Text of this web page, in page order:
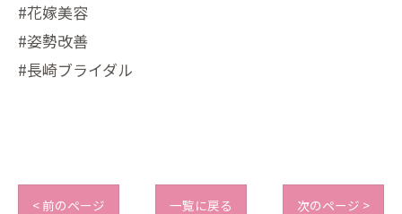
#花嫁美容
#姿勢改善
#長崎ブライダル
< 前のページ 一覧に戻る 次のページ >